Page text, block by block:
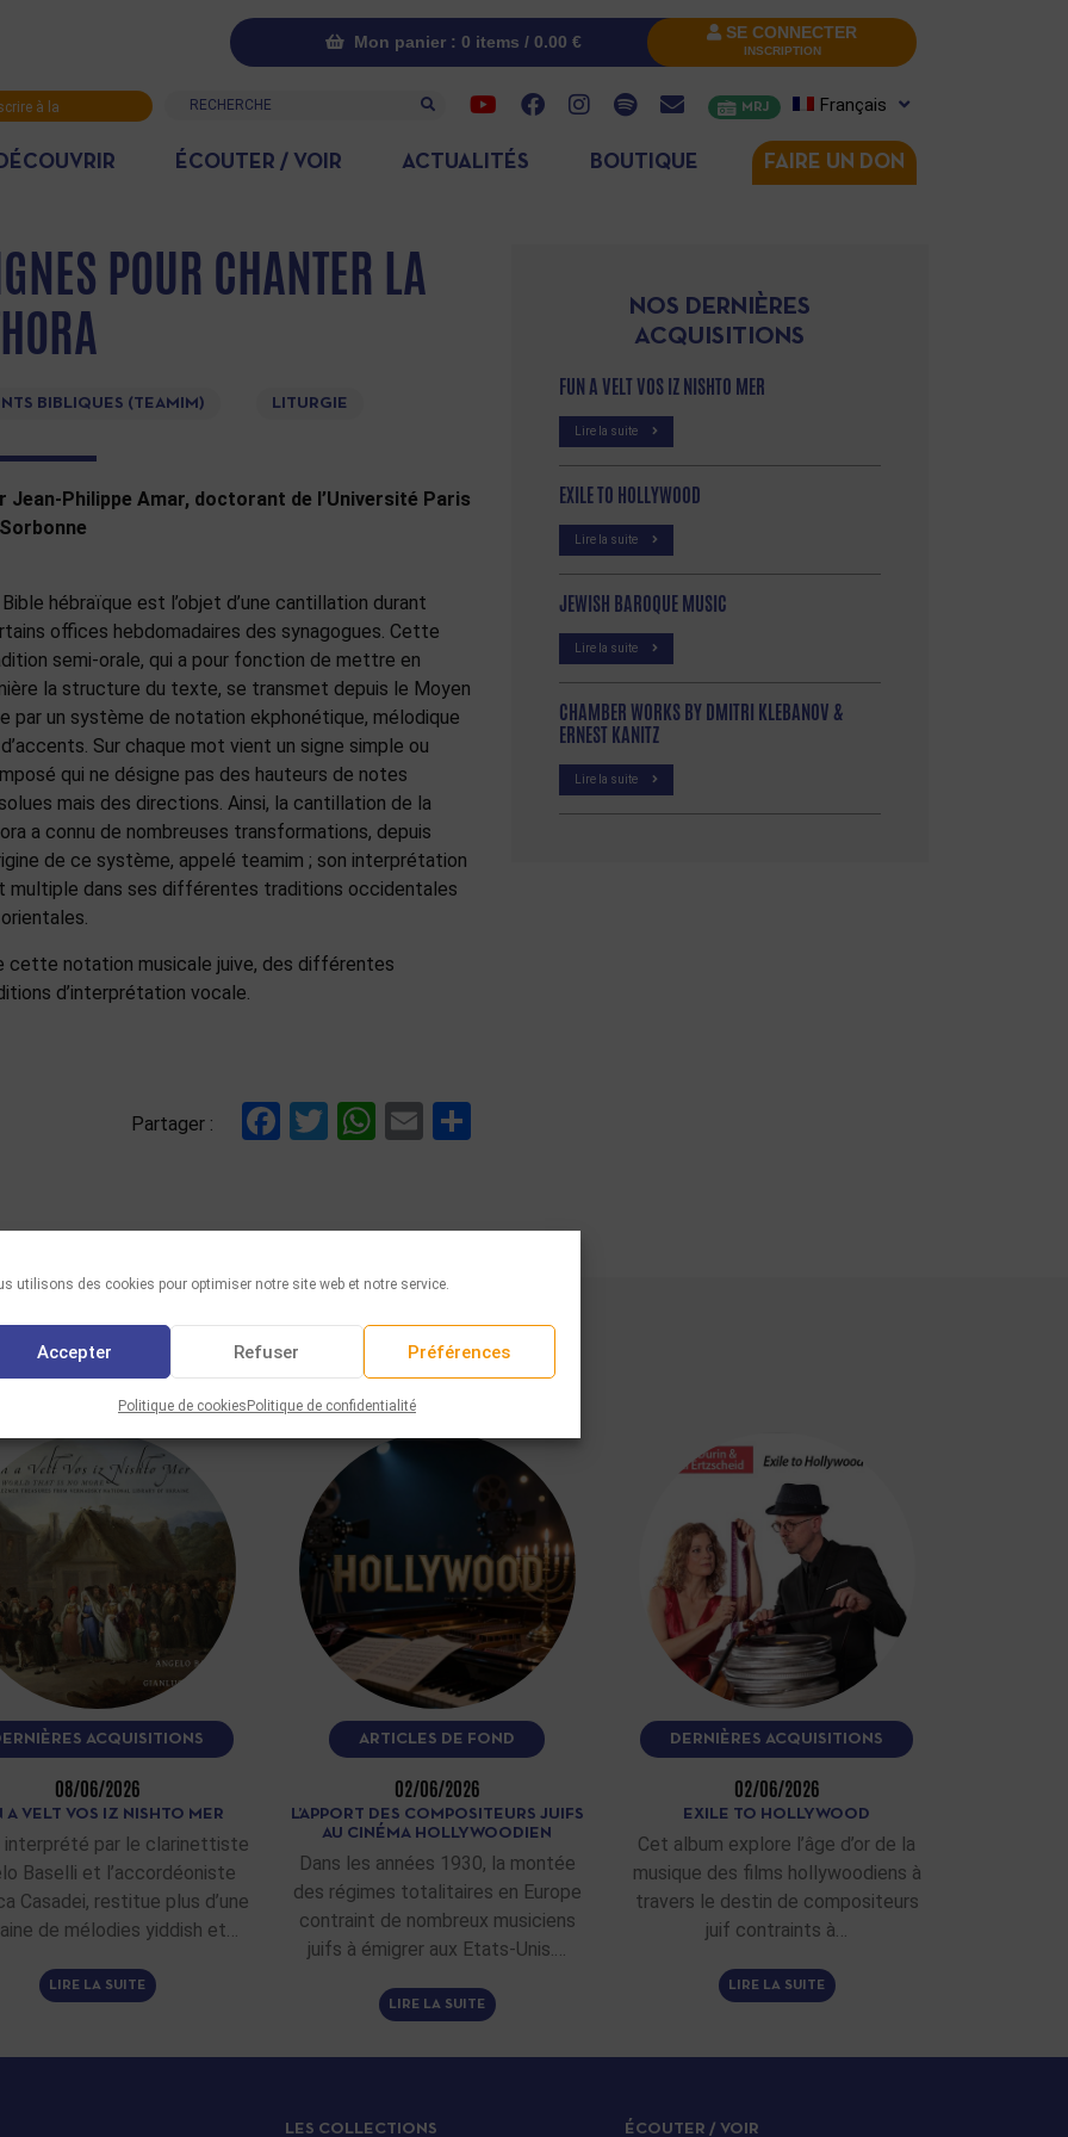
utilisons des cookies pour optimiser notre site web et notre service.
Accepter Refuser Préférences
Politique de cookies Politique de confidentialité
Mon panier : 0 items / 0.00 € SE CONNECTER
INSCRIPTION
à la
Recherche MRJ Français
ÉCOUTER / VOIR ACTUALITÉS BOUTIQUE FAIRE UN DON
POUR CHANTER LA
BIBLIQUES (TEAMIM) LITURGIE
Jean-Philippe Amar, doctorant de l’Université Paris
hébraïque est l’objet d’une cantillation durant
offices hebdomadaires des synagogues. Cette
semi-orale, qui a pour fonction de mettre en
la structure du texte, se transmet depuis le Moyen
par un système de notation ekphonétique, mélodique
Sur chaque mot vient un signe simple ou
qui ne désigne pas des hauteurs de notes
mais des directions. Ainsi, la cantillation de la
a connu de nombreuses transformations, depuis
de ce système, appelé teamim ; son interprétation
multiple dans ses différentes traditions occidentales
cette notation musicale juive, des différentes
d’interprétation vocale.
Partager : Facebook
Twitter
WhatsApp
Email
NOS DERNIÈRES
ACQUISITIONS
FUN A VELT VOS IZ NISHTO MER
Lire la suite
EXILE TO HOLLYWOOD
Lire la suite
JEWISH BAROQUE MUSIC
Lire la suite
CHAMBER WORKS BY DMITRI KLEBANOV &
ERNEST KANITZ
Lire la suite
VOUS AIMEREZ AUSSI
ACQUISITIONS
08/06/2026
A VELT VOS IZ NISHTO MER
interprété par le clarinettiste
Baselli et l’accordéoniste
Casadei, restitue plus d’une
de mélodies yiddish et…
LIRE LA SUITE
ARTICLES DE FOND
02/06/2026
L’APPORT DES COMPOSITEURS JUIFS
AU CINÉMA HOLLYWOODIEN
Dans les années 1930, la montée
des régimes totalitaires en Europe
contraint de nombreux musiciens
juifs à émigrer aux Etats-Unis.…
LIRE LA SUITE
DERNIÈRES ACQUISITIONS
02/06/2026
EXILE TO HOLLYWOOD
Cet album explore l’âge d’or de la
musique des films hollywoodiens à
travers le destin de compositeurs
juif contraints à…
LIRE LA SUITE
LES COLLECTIONS ÉCOUTER / VOIR